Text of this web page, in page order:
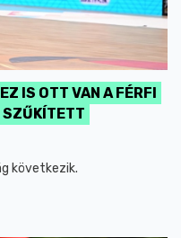
IS OTT VAN A FÉRFI
SZŰKÍTETT
következik.